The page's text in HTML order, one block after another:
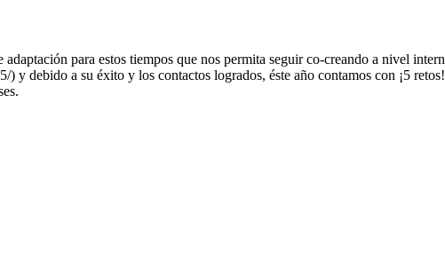
para estos tiempos que nos permita seguir co-creando a nivel
debido a su éxito y los contactos logrados, éste año contamos con ¡5